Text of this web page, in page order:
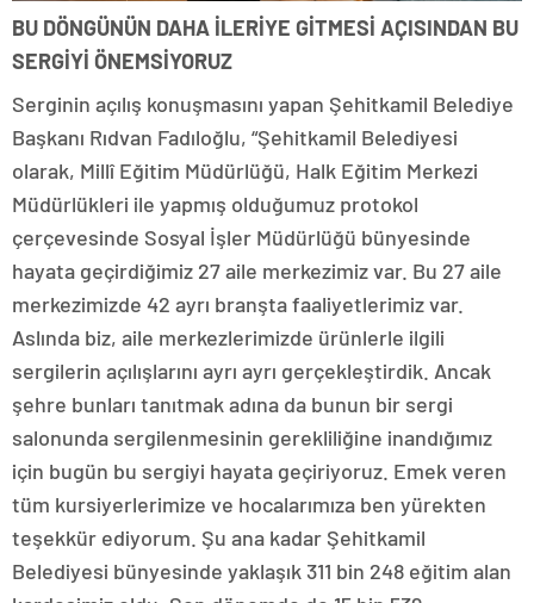
BU DÖNGÜNÜN DAHA İLERİYE GİTMESİ AÇISINDAN BU
SERGİYİ ÖNEMSİYORUZ
Serginin açılış konuşmasını yapan Şehitkamil Belediye
Başkanı Rıdvan Fadıloğlu, “Şehitkamil Belediyesi
olarak, Millî Eğitim Müdürlüğü, Halk Eğitim Merkezi
Müdürlükleri ile yapmış olduğumuz protokol
çerçevesinde Sosyal İşler Müdürlüğü bünyesinde
hayata geçirdiğimiz 27 aile merkezimiz var. Bu 27 aile
merkezimizde 42 ayrı branşta faaliyetlerimiz var.
Aslında biz, aile merkezlerimizde ürünlerle ilgili
sergilerin açılışlarını ayrı ayrı gerçekleştirdik. Ancak
şehre bunları tanıtmak adına da bunun bir sergi
salonunda sergilenmesinin gerekliliğine inandığımız
için bugün bu sergiyi hayata geçiriyoruz. Emek veren
tüm kursiyerlerimize ve hocalarımıza ben yürekten
teşekkür ediyorum. Şu ana kadar Şehitkamil
Belediyesi bünyesinde yaklaşık 311 bin 248 eğitim alan